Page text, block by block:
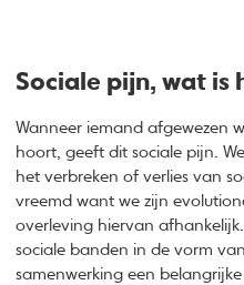
Sociale pijn, wat is
Wanneer iemand afgewezen
hoort, geeft dit sociale pijn.
het verbreken of verlies van
vreemd want we zijn
overleving hiervan
sociale banden in de vorm
samenwerking een